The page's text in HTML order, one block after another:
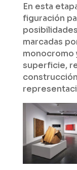
En esta
figuración
marcadas
monocromo
superficie,